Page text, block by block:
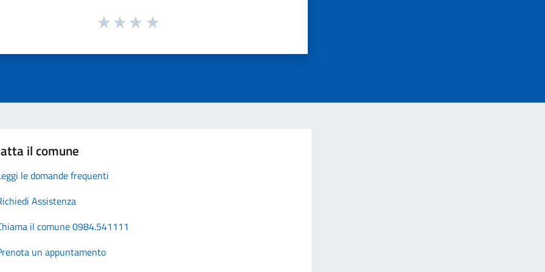
il comune
le domande frequenti
Assistenza
il comune 0984.541111
un appuntamento